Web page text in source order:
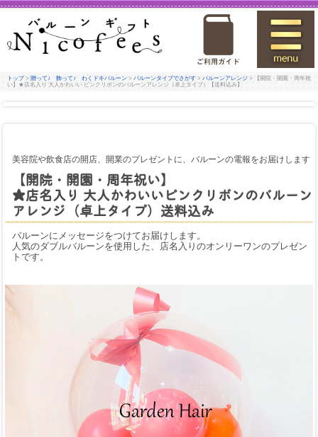
トップ > 贈って♪ 飾って♪ わくドキバルーン > バルーンタイプでさがす > バルーンアレンジ > 【開院・開園・周年祝
い】★店名入り 大人かわいい ピンクリボンのバルーンアレンジ（卓上タイプ）【送料込み】
美容院や飲食店の開店、開業のプレゼントに、バルーンの電報をお届けします
【開院・開園・周年祝い】
★店名入り 大人かわいいピンクリボンのバルーン
アレンジ（卓上タイプ）送料込み
バルーンにメッセージをつけてお届けします。
人気のダブルバルーンを使用した、店名入りのオンリーワンのプレゼン
トです。